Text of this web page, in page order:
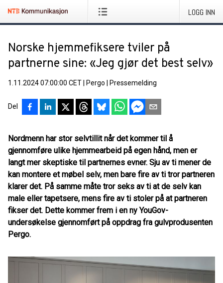
LOGG INN
Norske hjemmefiksere tviler på
partnerne sine: «Jeg gjør det best selv»
1.11.2024 07:00:00 CET Pergo Pressemelding
Del
Nordmenn har stor selvtillit når det kommer til å
gjennomføre ulike hjemmearbeid på egen hånd, men er
langt mer skeptiske til partnernes evner. Sju av ti mener de
kan montere et møbel selv, men bare fire av ti tror partneren
klarer det. På samme måte tror seks av ti at de selv kan
male eller tapetsere, mens fire av ti stoler på at partneren
fikser det. Dette kommer frem i en ny YouGov-
undersøkelse gjennomført på oppdrag fra gulvprodusenten
Pergo.